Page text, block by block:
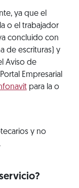
ya que el
o el trabajador
concluido con
de escrituras) y
Aviso de
Empresarial
para la o
y no